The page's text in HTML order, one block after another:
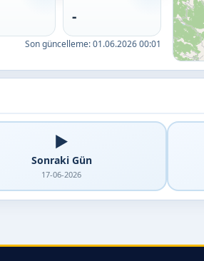
-
Son güncelleme:01.06.2026 00:01
▶️
Sonraki Gün
17-06-2026